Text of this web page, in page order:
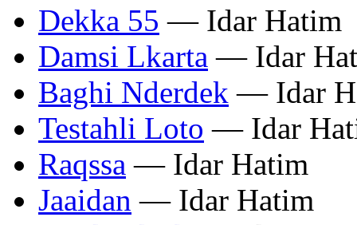
Dekka 55 — Idar Hatim
Damsi Lkarta — Idar
Baghi Nderdek — Idar
Testahli Loto — Idar
Raqssa — Idar Hatim
Jaaidan — Idar Hatim